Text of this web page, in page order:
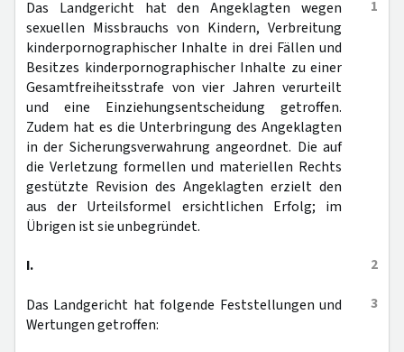
1
Das Landgericht hat den Angeklagten wegen
sexuellen Missbrauchs von Kindern, Verbreitung
kinderpornographischer Inhalte in drei Fällen und
Besitzes kinderpornographischer Inhalte zu einer
Gesamtfreiheitsstrafe von vier Jahren verurteilt
und eine Einziehungsentscheidung getroffen.
Zudem hat es die Unterbringung des Angeklagten
in der Sicherungsverwahrung angeordnet. Die auf
die Verletzung formellen und materiellen Rechts
gestützte Revision des Angeklagten erzielt den
aus der Urteilsformel ersichtlichen Erfolg; im
Übrigen ist sie unbegründet.
2
I.
3
Das Landgericht hat folgende Feststellungen und
Wertungen getroffen: